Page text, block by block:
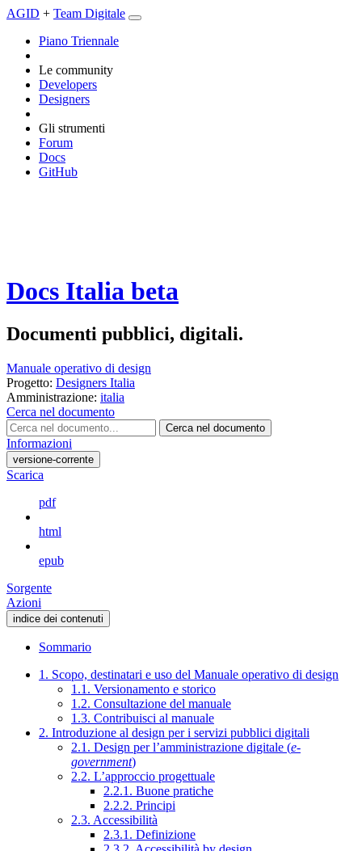
AGID + Team Digitale
Piano Triennale
Le community
Developers
Designers
Gli strumenti
Forum
Docs
GitHub
Docs Italia beta
Documenti pubblici, digitali.
Manuale operativo di design
Progetto: Designers Italia
Amministrazione: italia
Cerca nel documento
Cerca nel documento
Informazioni
versione-corrente
Scarica
pdf
html
epub
Sorgente
Azioni
indice dei contenuti
Sommario
1. Scopo, destinatari e uso del Manuale operativo di design
1.1. Versionamento e storico
1.2. Consultazione del manuale
1.3. Contribuisci al manuale
2. Introduzione al design per i servizi pubblici digitali
2.1. Design per l’amministrazione digitale (e-
government)
2.2. L’approccio progettuale
2.2.1. Buone pratiche
2.2.2. Principi
2.3. Accessibilità
2.3.1. Definizione